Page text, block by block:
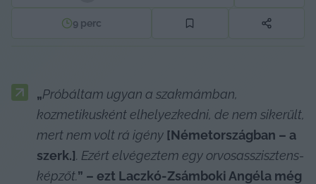
9 perc
„Próbáltam ugyan a szakmámban,
kozmetikusként elhelyezkedni, de nem sikerült,
mert nem volt rá igény [Németországban – a
szerk.]. Ezért elvégeztem egy orvosasszisztens-
képzőt.” – ezt Laczkó-Zsámboki Angéla még